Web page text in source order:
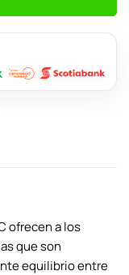
ofrecen a los
que son
equilibrio entre